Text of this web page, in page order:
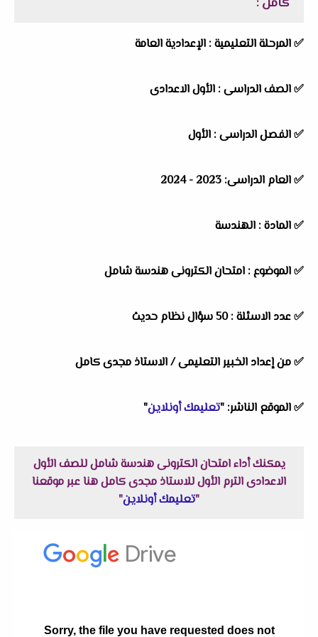
✅ المرحلة التعليمية : الإعدادية العامة
✅ الصف الدراسى : الأول الاعدادى
✅ الفصل الدراسى : الأول
✅ العام الدراسى: 2023 - 2024
✅ المادة : الهندسة
✅ الموضوع : امتحان الكترونى هندسة شامل
✅ عدد الاسئلة : 50 سؤال نظام حديث
✅ من إعداد الخبير التعليمى / الاستاذ مجدى كامل
✅ الموقع الناشر: "تعليمك أونلاين"
يمكنك أداء امتحان الكترونى هندسة شامل للصف الأول
الاعدادى الترم الأول للاستاذ مجدى كامل هنا عبر موقعنا
"تعليمك أونلاين"